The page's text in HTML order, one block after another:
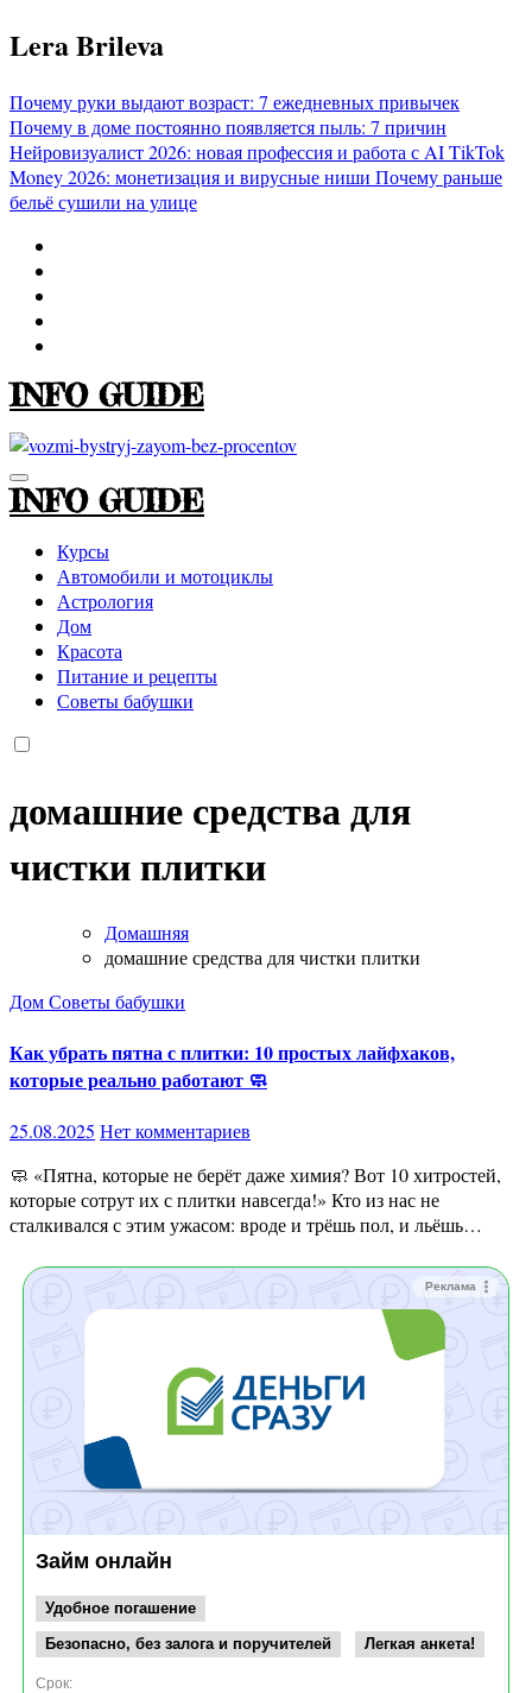
Перейти
к
Lera Brileva
Почему руки выдают возраст: 7 ежедневных привычек
Почему в доме постоянно появляется пыль: 7 причин
Нейровизуалист 2026: новая профессия и работа с AITikTok
Money 2026: монетизация и вирусные ниши Почему раньше
бельё сушили на улице
INFO GUIDE
INFO GUIDE
Курсы
Автомобили и мотоциклы
Астрология
Дом
Красота
Питание и рецепты
Советы бабушки
домашние средства для
чистки плитки
Домашняя
домашние средства для чистки плитки
ДомСоветы бабушки
Как убрать пятна с плитки: 10 простых лайфхаков,
которые реально работают 🧼
25.08.2025 Нет комментариев
🧼 «Пятна, которые не берёт даже химия? Вот 10 хитростей,
которые сотрут их с плитки навсегда!» Кто из нас не
сталкивался с этим ужасом: вроде и трёшь пол, и льёшь…
Реклама
Займ онлайн
Удобное погашение
Безопасно, без залога и поручителей
Легкая анкета!
Срок: